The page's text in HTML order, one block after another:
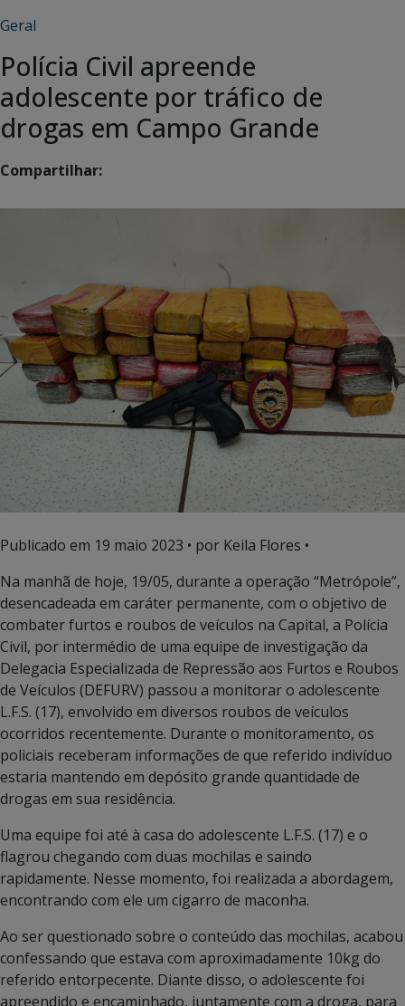
Geral
Polícia Civil apreende
adolescente por tráfico de
drogas em Campo Grande
Compartilhar:
Publicado em 19 maio 2023 • por Keila Flores •
Na manhã de hoje, 19/05, durante a operação “Metrópole”,
desencadeada em caráter permanente, com o objetivo de
combater furtos e roubos de veículos na Capital, a Polícia
Civil, por intermédio de uma equipe de investigação da
Delegacia Especializada de Repressão aos Furtos e Roubos
de Veículos (DEFURV) passou a monitorar o adolescente
L.F.S. (17), envolvido em diversos roubos de veículos
ocorridos recentemente. Durante o monitoramento, os
policiais receberam informações de que referido indivíduo
estaria mantendo em depósito grande quantidade de
drogas em sua residência.
Uma equipe foi até à casa do adolescente L.F.S. (17) e o
flagrou chegando com duas mochilas e saindo
rapidamente. Nesse momento, foi realizada a abordagem,
encontrando com ele um cigarro de maconha.
Ao ser questionado sobre o conteúdo das mochilas, acabou
confessando que estava com aproximadamente 10kg do
referido entorpecente. Diante disso, o adolescente foi
apreendido e encaminhado, juntamente com a droga, para